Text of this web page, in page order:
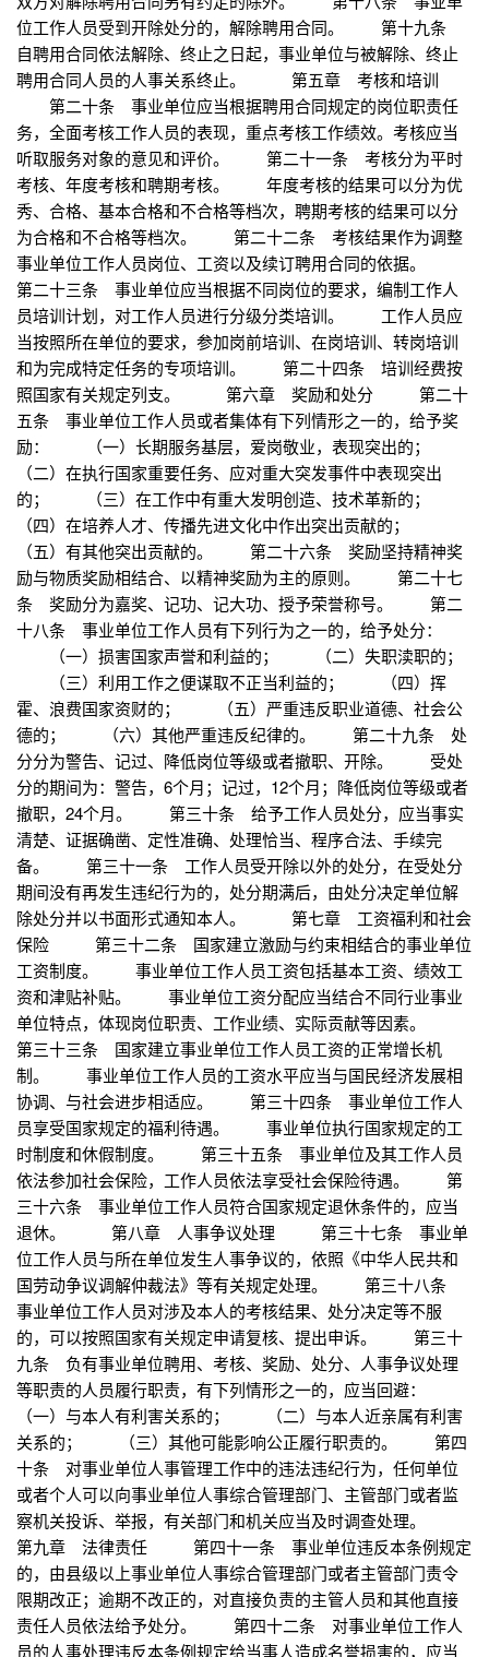
位工作人员受到开除处分的，解除聘用合同。 第十九条
自聘用合同依法解除、终止之日起，事业单位与被解除、终止
聘用合同人员的人事关系终止。 第五章 考核和培训
第二十条 事业单位应当根据聘用合同规定的岗位职责任
务，全面考核工作人员的表现，重点考核工作绩效。考核应当
听取服务对象的意见和评价。 第二十一条 考核分为平时
考核、年度考核和聘期考核。 年度考核的结果可以分为优
秀、合格、基本合格和不合格等档次，聘期考核的结果可以分
为合格和不合格等档次。 第二十二条 考核结果作为调整
事业单位工作人员岗位、工资以及续订聘用合同的依据。
第二十三条 事业单位应当根据不同岗位的要求，编制工作人
员培训计划，对工作人员进行分级分类培训。 工作人员应
当按照所在单位的要求，参加岗前培训、在岗培训、转岗培训
和为完成特定任务的专项培训。 第二十四条 培训经费按
照国家有关规定列支。 第六章 奖励和处分 第二十
五条 事业单位工作人员或者集体有下列情形之一的，给予奖
励： （一）长期服务基层，爱岗敬业，表现突出的；
（二）在执行国家重要任务、应对重大突发事件中表现突出
的； （三）在工作中有重大发明创造、技术革新的；
（四）在培养人才、传播先进文化中作出突出贡献的；
（五）有其他突出贡献的。 第二十六条 奖励坚持精神奖
励与物质奖励相结合、以精神奖励为主的原则。 第二十七
条 奖励分为嘉奖、记功、记大功、授予荣誉称号。 第二
十八条 事业单位工作人员有下列行为之一的，给予处分：
（一）损害国家声誉和利益的； （二）失职渎职的；
（三）利用工作之便谋取不正当利益的； （四）挥
霍、浪费国家资财的； （五）严重违反职业道德、社会公
德的； （六）其他严重违反纪律的。 第二十九条 处
分分为警告、记过、降低岗位等级或者撤职、开除。 受处
分的期间为：警告，6个月；记过，12个月；降低岗位等级或者
撤职，24个月。 第三十条 给予工作人员处分，应当事实
清楚、证据确凿、定性准确、处理恰当、程序合法、手续完
备。 第三十一条 工作人员受开除以外的处分，在受处分
期间没有再发生违纪行为的，处分期满后，由处分决定单位解
除处分并以书面形式通知本人。 第七章 工资福利和社会
保险 第三十二条 国家建立激励与约束相结合的事业单位
工资制度。 事业单位工作人员工资包括基本工资、绩效工
资和津贴补贴。 事业单位工资分配应当结合不同行业事业
单位特点，体现岗位职责、工作业绩、实际贡献等因素。
第三十三条 国家建立事业单位工作人员工资的正常增长机
制。 事业单位工作人员的工资水平应当与国民经济发展相
协调、与社会进步相适应。 第三十四条 事业单位工作人
员享受国家规定的福利待遇。 事业单位执行国家规定的工
时制度和休假制度。 第三十五条 事业单位及其工作人员
依法参加社会保险，工作人员依法享受社会保险待遇。 第
三十六条 事业单位工作人员符合国家规定退休条件的，应当
退休。 第八章 人事争议处理 第三十七条 事业单
位工作人员与所在单位发生人事争议的，依照《中华人民共和
国劳动争议调解仲裁法》等有关规定处理。 第三十八条
事业单位工作人员对涉及本人的考核结果、处分决定等不服
的，可以按照国家有关规定申请复核、提出申诉。 第三十
九条 负有事业单位聘用、考核、奖励、处分、人事争议处理
等职责的人员履行职责，有下列情形之一的，应当回避：
（一）与本人有利害关系的； （二）与本人近亲属有利害
关系的； （三）其他可能影响公正履行职责的。 第四
十条 对事业单位人事管理工作中的违法违纪行为，任何单位
或者个人可以向事业单位人事综合管理部门、主管部门或者监
察机关投诉、举报，有关部门和机关应当及时调查处理。
第九章 法律责任 第四十一条 事业单位违反本条例规定
的，由县级以上事业单位人事综合管理部门或者主管部门责令
限期改正；逾期不改正的，对直接负责的主管人员和其他直接
责任人员依法给予处分。 第四十二条 对事业单位工作人
员的人事处理违反本条例规定给当事人造成名誉损害的，应当